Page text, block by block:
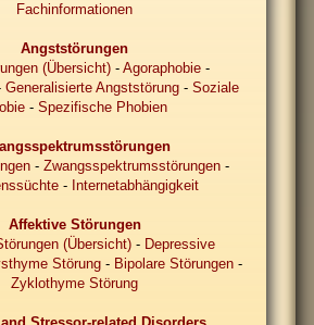
Fachinformationen
Angststörungen
(Übersicht) -Agoraphobie -
Generalisierte Angststörung -Soziale
-Spezifische Phobien
-Zwangsspektrumsstörungen -
- Internetabhängigkeit
Affektive Störungen
(Übersicht) - Depressive
Störung - Bipolare Störungen -
Zyklothyme Störung